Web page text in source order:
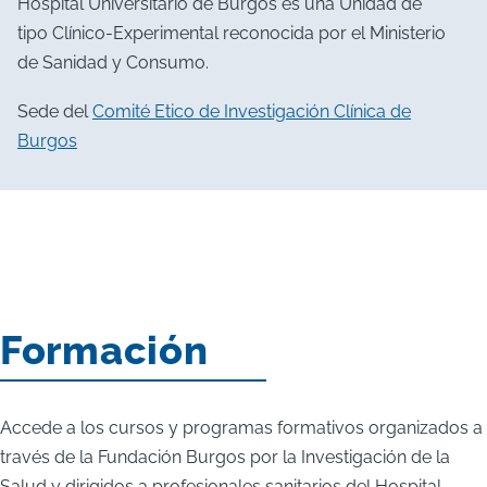
tipo Clínico-Experimental reconocida por el Ministerio
de Sanidad y Consumo.
Sede del Comité Etico de Investigación Clínica de
Burgos
Formación
Accede a los cursos y programas formativos organizados a
través de la Fundación Burgos por la Investigación de la